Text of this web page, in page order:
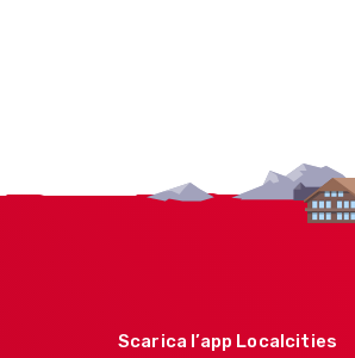
Scarica l’app Localcities